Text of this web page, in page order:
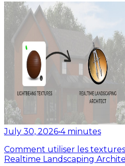
July 30, 2026•4 minutes
Comment utiliser les
Realtime Landscaping